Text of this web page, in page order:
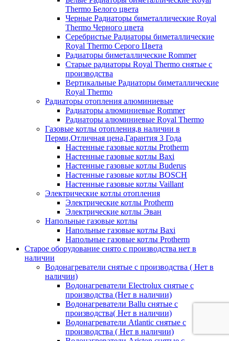
Thermo Белого цвета
Черные Радиаторы биметаллические Royal
Thermo Черного цвета
Серебристые Радиаторы биметаллические
Royal Thermo Серого Цвета
Радиаторы биметаллические Rommer
Старые радиаторы Royal Thermo снятые с
производства
Вертикальные Радиаторы биметаллические
Royal Thermo
Радиаторы отопления алюминиевые
Радиаторы алюминиевые Rommer
Радиаторы алюминиевые Royal Thermo
Газовые котлы отопления,в наличии в
Перми,Отличная цена,Гарантия 3 Года
Настенные газовые котлы Protherm
Настенные газовые котлы Baxi
Настенные газовые котлы Buderus
Настенные газовые котлы BOSCH
Настенные газовые котлы Vaillant
Электрические котлы отопления
Электрические котлы Protherm
Электрические котлы Эван
Напольные газовые котлы
Напольные газовые котлы Baxi
Напольные газовые котлы Protherm
Старое оборудование снято с производства нет в
наличии
Водонагреватели снятые с производства ( Нет в
наличии)
Водонагреватели Electrolux снятые с
производства (Нет в наличии)
Водонагреватели Ballu снятые с
производства( Нет в наличии)
Водонагреватели Atlantic снятые с
производства ( Нет в наличии)